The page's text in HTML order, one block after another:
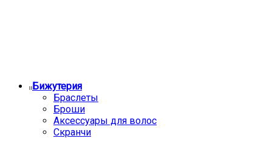
Бижутерия
Браслеты
Броши
Аксессуары для волос
Скранчи